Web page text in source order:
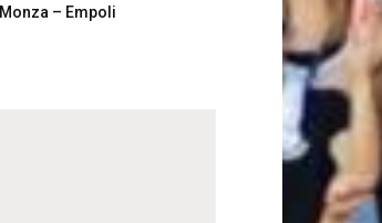
Monza – Empoli